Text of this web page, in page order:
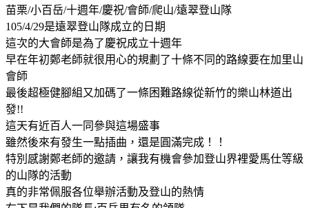
苗栗/小百岳/十週年/慶祝/會師/爬山/遠翠登山隊
105/4/29是遠翠登山隊成立的日期
這次的大會師是為了慶祝成立十週年
早在年初鄭老師就很用心的規劃了十條不同的路線要在加里山
會師
最後超極健腳組又加碼了一條困難路線從新竹的樂山林道出
發!!
這天有近百人一同參與這場盛事
雖然後來有發生一點插曲，還是圓滿完成！！
特別感謝鄭老師的邀請，讓我有機會參加登山界裡愛馬仕等級
的山隊的活動
真的非常佩服各位舉辦活動及登山的熱情